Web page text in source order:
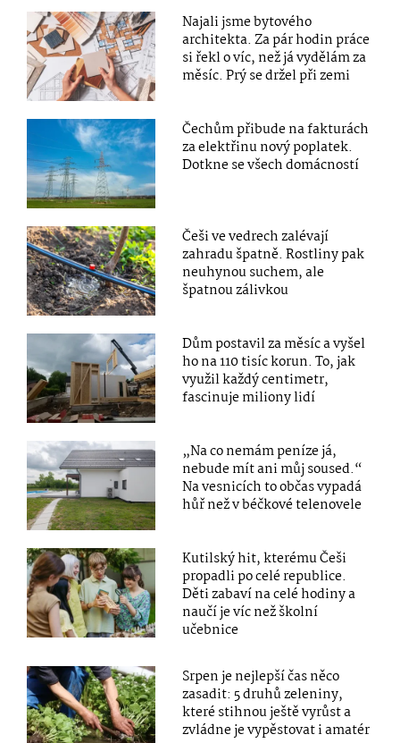
Najali jsme bytového
architekta. Za pár hodin práce
si řekl o víc, než já vydělám za
měsíc. Prý se držel při zemi
Čechům přibude na fakturách
za elektřinu nový poplatek.
Dotkne se všech domácností
Češi ve vedrech zalévají
zahradu špatně. Rostliny pak
neuhynou suchem, ale
špatnou zálivkou
Dům postavil za měsíc a vyšel
ho na 110 tisíc korun. To, jak
využil každý centimetr,
fascinuje miliony lidí
„Na co nemám peníze já,
nebude mít ani můj soused.“
Na vesnicích to občas vypadá
hůř než v béčkové telenovele
Kutilský hit, kterému Češi
propadli po celé republice.
Děti zabaví na celé hodiny a
naučí je víc než školní
učebnice
Srpen je nejlepší čas něco
zasadit: 5 druhů zeleniny,
které stihnou ještě vyrůst a
zvládne je vypěstovat i amatér